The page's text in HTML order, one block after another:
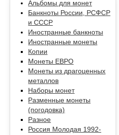
Альбомы для монет
Банкноты России, РСФСР
и СССР
Иностранные банкноты
Иностранные монеты
Копии
Монеты ЕВРО
Монеты из драгоценных
металлов
Наборы монет
Разменные монеты
(погодовка)
Разное
Россия Молодая 1992-